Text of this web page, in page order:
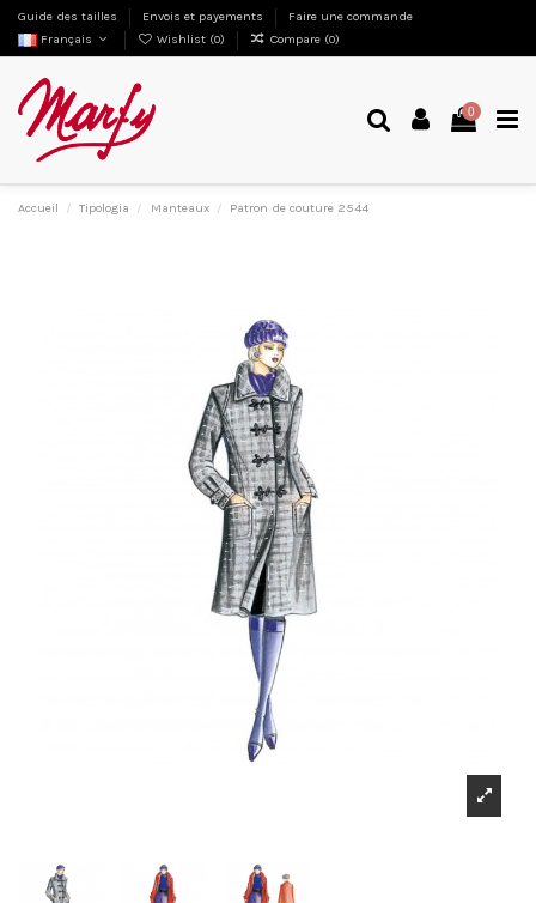
Guide des tailles Envois et payements
Faire une commande
Français
Wishlist (0) Compare (0)
0
Accueil Tipologia Manteaux Patron de couture 2544